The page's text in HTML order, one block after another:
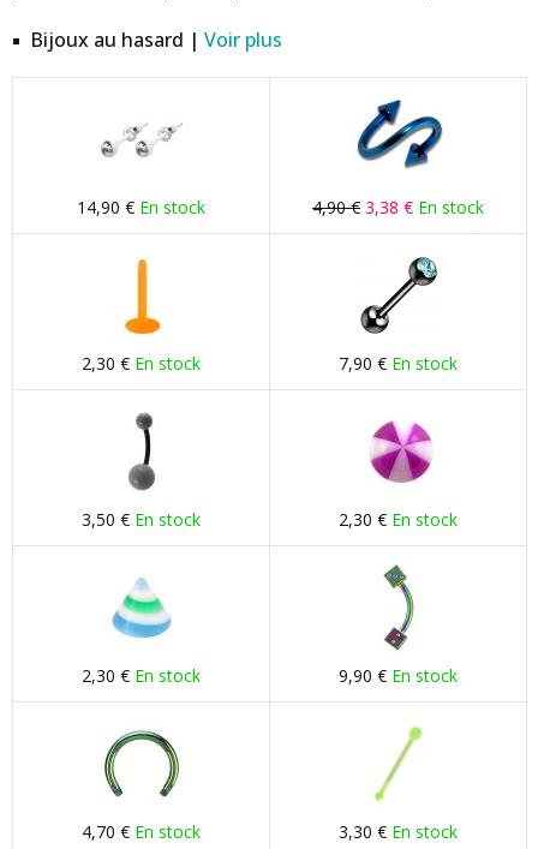
Bijoux au hasard | Voir plus
14,90 € En stock 4,90 € 3,38 € En stock
2,30 € En stock 7,90 € En stock
3,50 € En stock 2,30 € En stock
2,30 € En stock 9,90 € En stock
4,70 € En stock 3,30 € En stock